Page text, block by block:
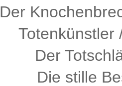
Der
Totenkünstler
Der
Die stille